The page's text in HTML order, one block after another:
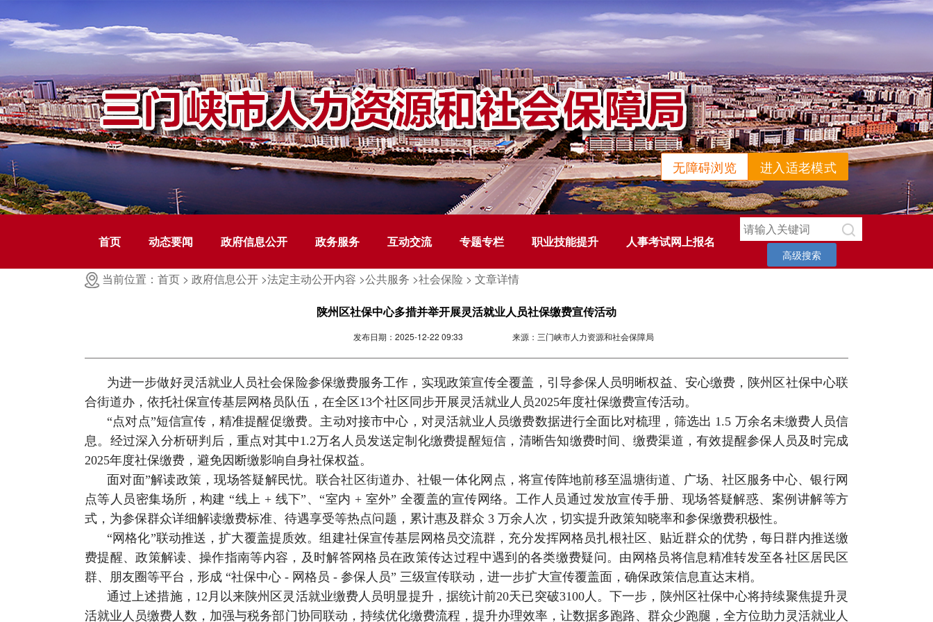
无障碍浏览 进入适老模式
首页 动态要闻 政府信息公开 政务服务 互动交流 专题专栏 职业技能提升 人事考试网上报名
高级搜索
当前位置：首页 > 政府信息公开 >法定主动公开内容 >公共服务 >社会保险 > 文章详情
陕州区社保中心多措并举开展灵活就业人员社保缴费宣传活动
发布日期： 2025-12-22 09:33 来源： 三门峡市人力资源和社会保障局
为进一步做好灵活就业人员社会保险参保缴费服务工作，实现政策宣传全覆盖，引导参保人员明晰权益、安心缴费，陕州区社保中心联
合街道办，依托社保宣传基层网格员队伍，在全区13个社区同步开展灵活就业人员2025年度社保缴费宣传活动。
“点对点”短信宣传，精准提醒促缴费。主动对接市中心，对灵活就业人员缴费数据进行全面比对梳理，筛选出 1.5 万余名未缴费人员信
息。经过深入分析研判后，重点对其中1.2万名人员发送定制化缴费提醒短信，清晰告知缴费时间、缴费渠道，有效提醒参保人员及时完成
2025年度社保缴费，避免因断缴影响自身社保权益。
面对面”解读政策，现场答疑解民忧。联合社区街道办、社银一体化网点，将宣传阵地前移至温塘街道、广场、社区服务中心、银行网
点等人员密集场所，构建 “线上 + 线下”、“室内 + 室外” 全覆盖的宣传网络。工作人员通过发放宣传手册、现场答疑解惑、案例讲解等方
式，为参保群众详细解读缴费标准、待遇享受等热点问题，累计惠及群众 3 万余人次，切实提升政策知晓率和参保缴费积极性。
“网格化”联动推送，扩大覆盖提质效。组建社保宣传基层网格员交流群，充分发挥网格员扎根社区、贴近群众的优势，每日群内推送缴
费提醒、政策解读、操作指南等内容，及时解答网格员在政策传达过程中遇到的各类缴费疑问。由网格员将信息精准转发至各社区居民区
群、朋友圈等平台，形成 “社保中心 - 网格员 - 参保人员” 三级宣传联动，进一步扩大宣传覆盖面，确保政策信息直达末梢。
通过上述措施，12月以来陕州区灵活就业缴费人员明显提升，据统计前20天已突破3100人。下一步，陕州区社保中心将持续聚焦提升灵
活就业人员缴费人数，加强与税务部门协同联动，持续优化缴费流程，提升办理效率，让数据多跑路、群众少跑腿，全方位助力灵活就业人